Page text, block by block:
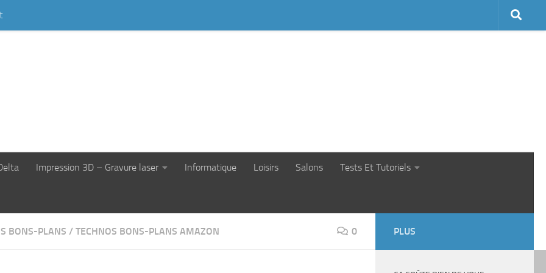
Impression 3D – Gravure laser Informatique Loisirs Salons Tests Et Tutoriels
BONS-PLANS / TECHNOS BONS-PLANS AMAZON 0 PLUS